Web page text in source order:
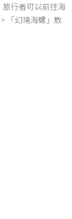
行者可以前往海
「幻境海螺」散